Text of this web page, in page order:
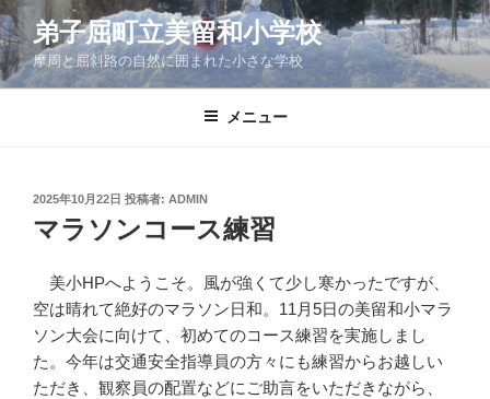
コ
ン
テ
ン
弟子屈町立美留和小学校
摩周と屈斜路の自然に囲まれた小さな学校
メニュー
投
日:
2025年10月22日 投稿者: ADMIN
マラソンコース練習
美小HPへようこそ。風が強くて少し寒かったですが、
空は晴れて絶好のマラソン日和。11月5日の美留和小マラ
ソン大会に向けて、初めてのコース練習を実施しまし
た。今年は交通安全指導員の方々にも練習からお越しい
ただき、観察員の配置などにご助言をいただきながら、